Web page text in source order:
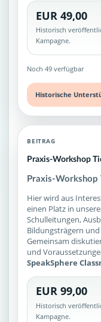
EUR 49,00
Historisch
Kampagne.
Noch 49 verfügbar
Historische
BEITRAG
Praxis-Workshop
Praxis-Workshop
Hier wird aus
einen Platz in
Schulleitungen,
Bildungsträgern
Gemeinsam
und
SpeakSphere
EUR 99,00
Historisch
Kampagne.